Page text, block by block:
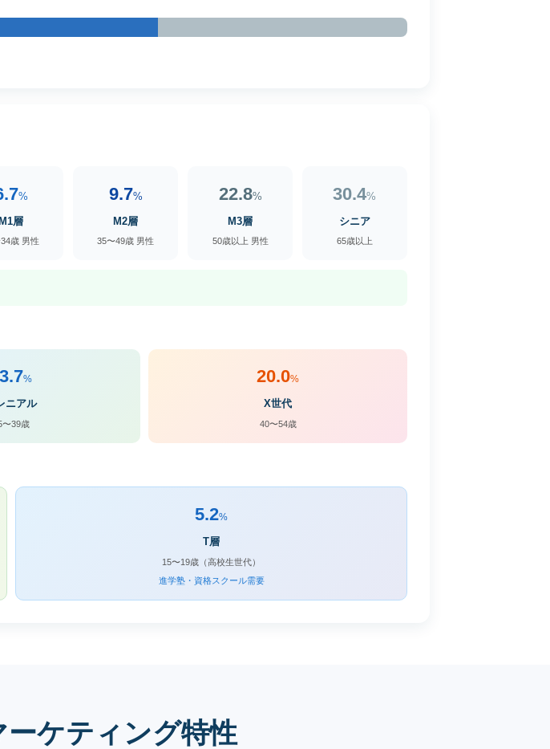
%
M1層
歳 男性
9.7%
M2層
35〜49歳 男性
22.8%
M3層
50歳以上 男性
30.4%
シニア
65歳以上
%
ニアル
〜39歳
20.0%
X世代
40〜54歳
5.2%
T層
15〜19歳（高校生世代）
進学塾・資格スクール需要
ケティング特性